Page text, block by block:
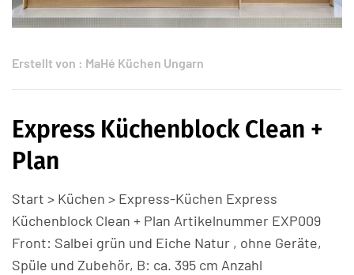
Erstellt von : MaHé Küchen Ungarn
Express Küchenblock Clean +
Plan
Start > Küchen > Express-Küchen Express
Küchenblock Clean + Plan Artikelnummer EXP009
Front: Salbei grün und Eiche Natur , ohne Geräte,
Spüle und Zubehör, B: ca. 395 cm Anzahl